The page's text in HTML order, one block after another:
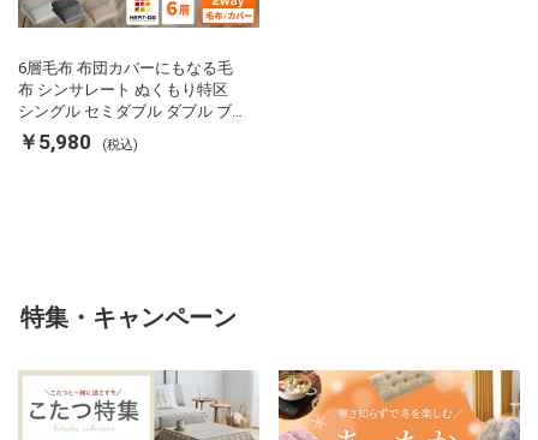
6層毛布 布団カバーにもなる毛
布 シンサレート ぬくもり特区
シングル セミダブル ダブル ブ
ランケット 掛け布団カバー フラ
ンネル 保温 蓄熱 吸湿 発熱 断熱
￥5,980 (税込)
特集・キャンペーン